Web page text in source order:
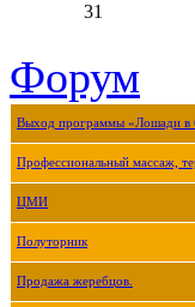
31
Форум
Выход программы «Лошади в
Профессиональный массаж,
ЦМИ
Полуторник
Продажа жеребцов.